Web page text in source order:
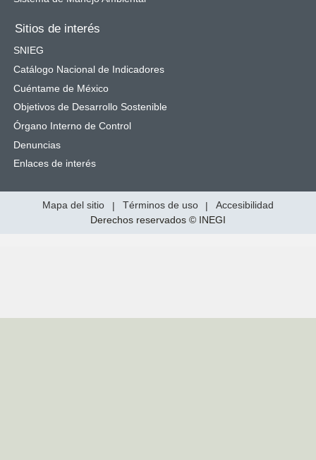
Sitios de interés
SNIEG
Catálogo Nacional de Indicadores
Cuéntame de México
Objetivos de Desarrollo Sostenible
Órgano Interno de Control
Denuncias
Enlaces de interés
Mapa del sitio | Términos de uso |
Accesibilidad
Derechos reservados © INEGI